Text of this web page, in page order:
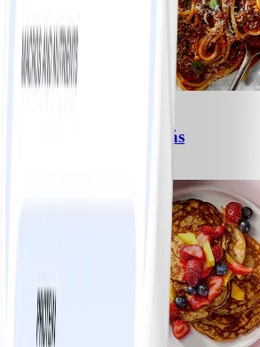
Spagetti med köttfärssås